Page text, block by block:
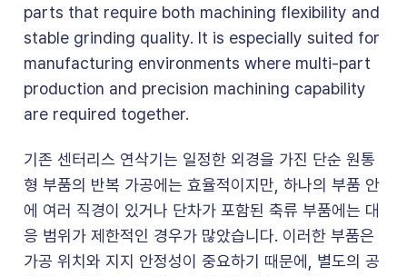
parts that require both machining flexibility and
stable grinding quality. It is especially suited for
manufacturing environments where multi-part
production and precision machining capability
are required together.
기존 센터리스 연삭기는 일정한 외경을 가진 단순 원통
형 부품의 반복 가공에는 효율적이지만, 하나의 부품 안
에 여러 직경이 있거나 단차가 포함된 축류 부품에는 대
응 범위가 제한적인 경우가 많았습니다. 이러한 부품은
가공 위치와 지지 안정성이 중요하기 때문에, 별도의 공